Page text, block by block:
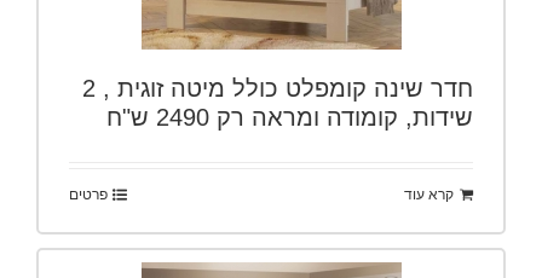
חדר שינה קומפלט כולל מיטה זוגית , 2
שידות, קומודה ומראה רק 2490 ש"ח
קרא עוד פרטים